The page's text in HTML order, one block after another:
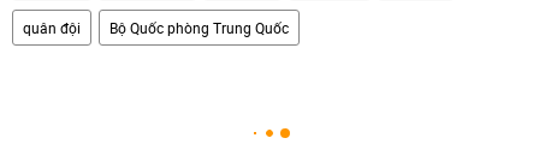
quân đội Bộ Quốc phòng Trung Quốc